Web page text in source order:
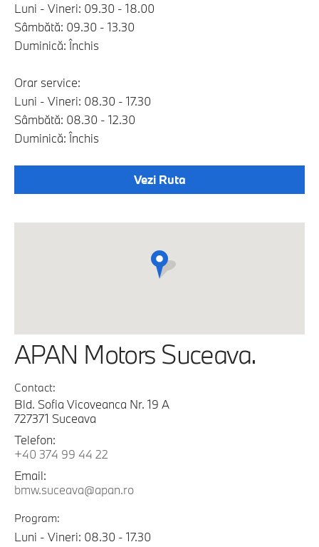
Luni - Vineri: 09.30 - 18.00
Sâmbătă: 09.30 - 13.30
Duminică: Închis
Orar service:
Luni - Vineri: 08.30 - 17.30
Sâmbătă: 08.30 - 12.30
Duminică: Închis
Vezi Ruta
APAN Motors Suceava.
Contact:
Bld. Sofia Vicoveanca Nr. 19 A
727371 Suceava
Telefon:
+40 374 99 44 22
Email:
bmw.suceava@apan.ro
Program:
Luni - Vineri: 08.30 - 17.30